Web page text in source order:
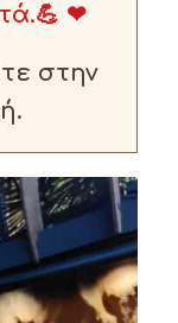
💪 ❤
στην